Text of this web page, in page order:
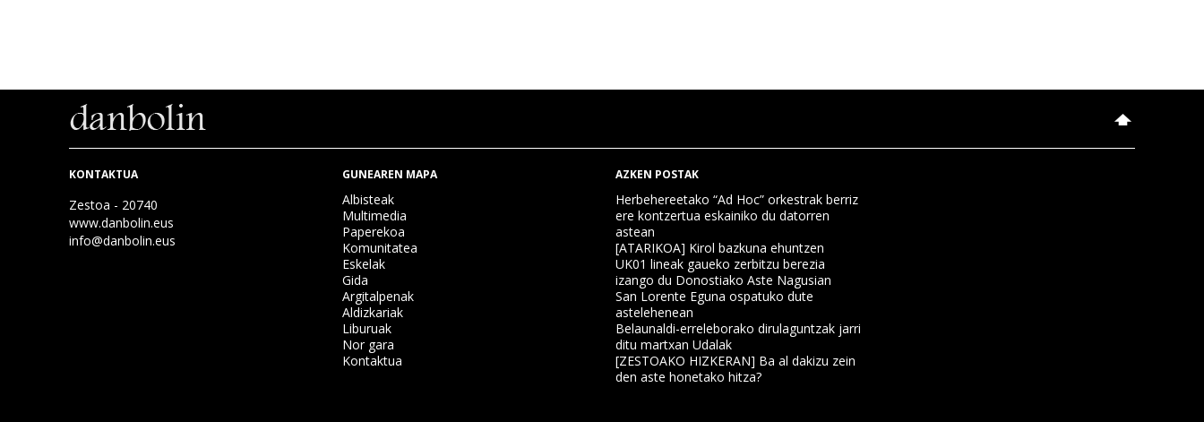
KONTAKTUA
Zestoa - 20740
www.danbolin.eus
info@danbolin.eus
GUNEAREN MAPA
Albisteak
Multimedia
Paperekoa
Komunitatea
Eskelak
Gida
Argitalpenak
Aldizkariak
Liburuak
Nor gara
Kontaktua
AZKEN POSTAK
Herbehereetako “Ad Hoc” orkestrak berriz
ere kontzertua eskainiko du datorren
astean
[ATARIKOA] Kirol bazkuna ehuntzen
UK01 lineak gaueko zerbitzu berezia
izango du Donostiako Aste Nagusian
San Lorente Eguna ospatuko dute
astelehenean
Belaunaldi-erreleborako dirulaguntzak jarri
ditu martxan Udalak
[ZESTOAKO HIZKERAN] Ba al dakizu zein
den aste honetako hitza?